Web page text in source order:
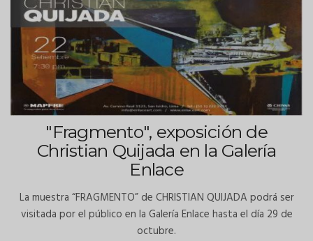
"Fragmento", exposición de
Christian Quijada en la Galería
Enlace
La muestra “FRAGMENTO” de CHRISTIAN QUIJADA podrá ser
visitada por el público en la Galería Enlace hasta el día 29 de
octubre.